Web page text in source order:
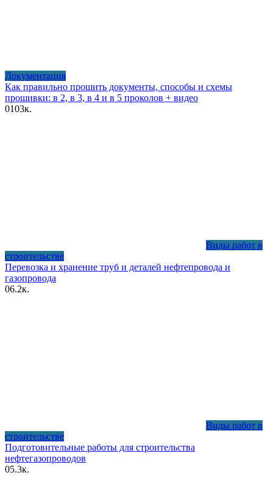
Документация
Как правильно прошить документы, способы и схемы
прошивки: в 2, в 3, в 4 и в 5 проколов + видео
0103к.
Виды работ в
строительстве
Перевозка и хранение труб и деталей нефтепровода и
газопровода
06.2к.
Виды работ в
строительстве
Подготовительные работы для строительства
нефтегазопроводов
05.3к.